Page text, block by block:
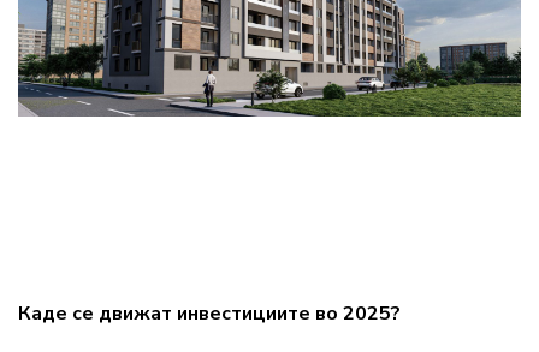
Каде се движат инвестициите во 2025?